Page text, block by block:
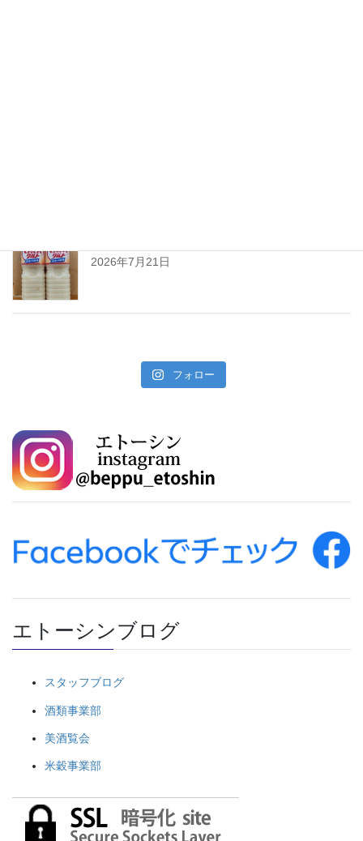
2026年7月21日
フォロー
エトーシンブログ
スタッフブログ
酒類事業部
美酒覧会
米穀事業部